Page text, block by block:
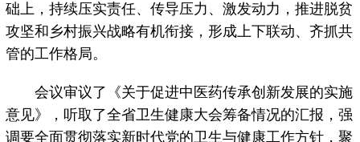
础上，持续压实责任、传导压力、激发动力，推进脱贫
攻坚和乡村振兴战略有机衔接，形成上下联动、齐抓共
管的工作格局。
会议审议了《关于促进中医药传承创新发展的实施
意见》，听取了全省卫生健康大会筹备情况的汇报，强
调要全面贯彻落实新时代党的卫生与健康工作方针，聚